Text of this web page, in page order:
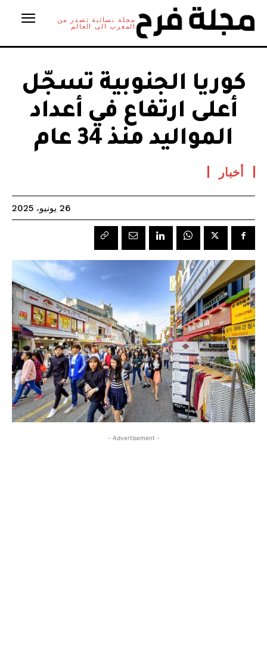
مجلة نسائية تصدر من
المغرب الى العالم
كوريا الجنوبية تسجّل
أعلى ارتفاع في أعداد
المواليد منذ 34 عام
أخبار
26 يونيو، 2025
- Advertisement -